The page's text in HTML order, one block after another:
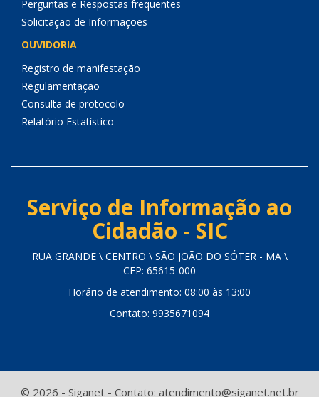
Perguntas e Respostas frequentes
Solicitação de Informações
OUVIDORIA
Registro de manifestação
Regulamentação
Consulta de protocolo
Relatório Estatístico
Serviço de Informação ao
Cidadão - SIC
RUA GRANDE \ CENTRO \ SÃO JOÃO DO SÓTER - MA \
CEP: 65615-000
Horário de atendimento: 08:00 às 13:00
Contato: 9935671094
© 2026 - Siganet - Contato: atendimento@siganet.net.br